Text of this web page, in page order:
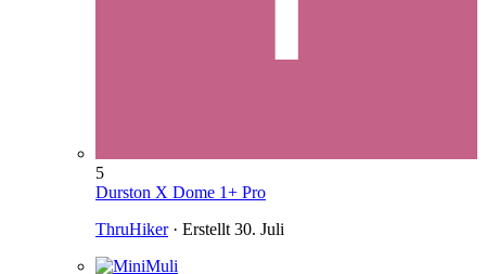
5
Durston X Dome 1+ Pro
ThruHiker· Erstellt 30. Juli